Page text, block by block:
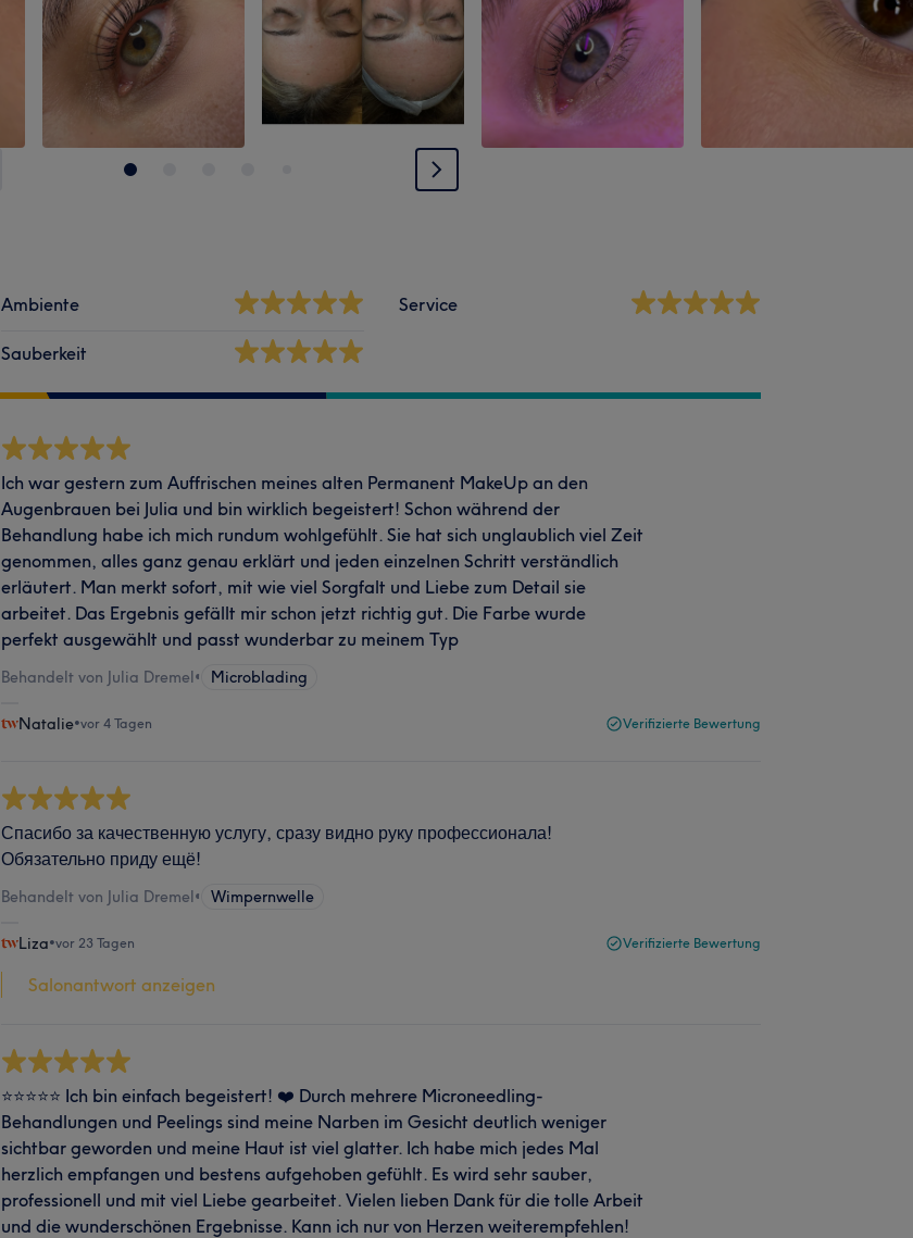
Ambiente
Sauberkeit
Service
Ich war gestern zum Auffrischen meines alten Permanent MakeUp an den
Augenbrauen bei Julia und bin wirklich begeistert! Schon während der
Behandlung habe ich mich rundum wohlgefühlt. Sie hat sich unglaublich viel Zeit
genommen, alles ganz genau erklärt und jeden einzelnen Schritt verständlich
erläutert. Man merkt sofort, mit wie viel Sorgfalt und Liebe zum Detail sie
arbeitet. Das Ergebnis gefällt mir schon jetzt richtig gut. Die Farbe wurde
perfekt ausgewählt und passt wunderbar zu meinem Typ
Behandelt von Julia Dremel• Microblading
Natalie•vor 4 Tagen Verifizierte Bewertung
Спасибо за качественную услугу, сразу видно руку профессионала!
Обязательно приду ещё!
Behandelt von Julia Dremel• Wimpernwelle
Liza•vor 23 Tagen Verifizierte Bewertung
Salonantwort anzeigen
⭐⭐⭐⭐⭐ Ich bin einfach begeistert! ❤️ Durch mehrere Microneedling-
Behandlungen und Peelings sind meine Narben im Gesicht deutlich weniger
sichtbar geworden und meine Haut ist viel glatter. Ich habe mich jedes Mal
herzlich empfangen und bestens aufgehoben gefühlt. Es wird sehr sauber,
professionell und mit viel Liebe gearbeitet. Vielen lieben Dank für die tolle Arbeit
und die wunderschönen Ergebnisse. Kann ich nur von Herzen weiterempfehlen!